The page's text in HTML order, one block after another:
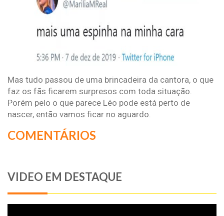
Mas tudo passou de uma brincadeira da cantora, o que
faz os fãs ficarem surpresos com toda situação.
Porém pelo o que parece Léo pode está perto de
nascer, então vamos ficar no aguardo.
COMENTÁRIOS
VIDEO EM DESTAQUE